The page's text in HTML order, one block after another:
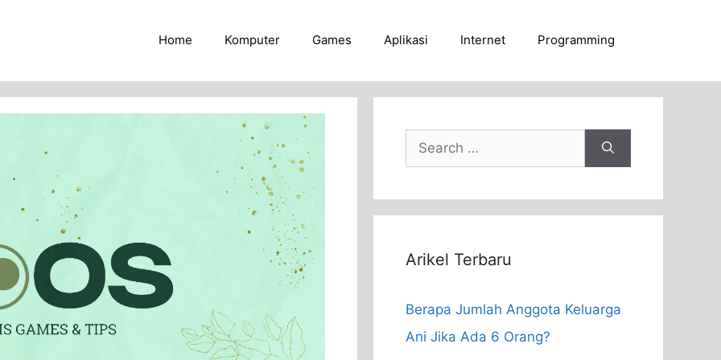
Home Komputer Games Aplikasi Internet Programming
Search
for:
Arikel Terbaru
Berapa Jumlah Anggota Keluarga
Ani Jika Ada 6 Orang?